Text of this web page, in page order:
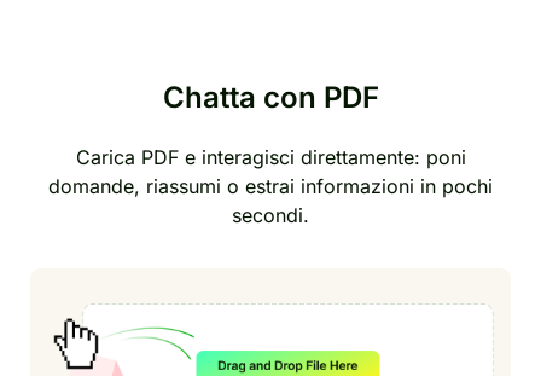
Chatta con PDF
Carica PDF e interagisci direttamente: poni
domande, riassumi o estrai informazioni in pochi
secondi.